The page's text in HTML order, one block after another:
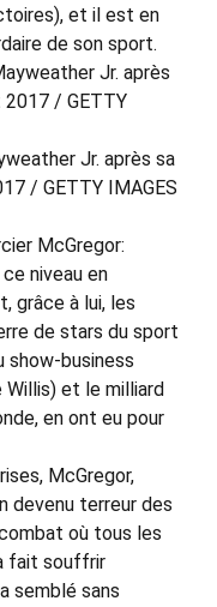
et il est en
de son sport.
Jr. après sa
/ GETTY IMAGES
McGregor:
niveau en
grâce à lui, les
de stars du sport
show-business
et le milliard
en ont eu pour
McGregor,
devenu terreur des
où tous les
fait souffrir
semblé sans